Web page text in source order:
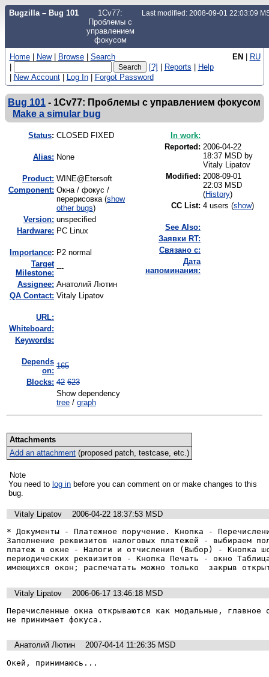
Bugzilla – Bug 101
1Cv77:
Проблемы с
управлением
фокусом
Last modified: 2008-09-01 22:03:09
EN | RU
Home | New | Browse | Search
|
[?] | Reports | Help
| New Account | Log In | Forgot Password
Bug 101 - 1Cv77: Проблемы с управлением фокусом
Make a simular bug
Status: CLOSED FIXED
Alias: None
Product: WINE@Etersoft
Component: Окна / фокус /
перерисовка (show
other bugs)
Version: unspecified
Hardware: PC Linux
mportance: P2 normal
Target
Milestone:
---
Assignee: Анатолий Лютин
QA Contact: Vitaly Lipatov
URL:
Whiteboard:
Keywords:
Depends
on:
165
Blocks: 42 623
Show dependency
tree / graph
In work:
Reported: 2006-04-22
18:37 MSD by
Vitaly Lipatov
Modified: 2008-09-01
22:03 MSD
(History)
CC List: 4 users (show)
See Also:
Заявки RT:
Связано с:
Дата
напоминания:
Attachments
Add an attachment(proposed patch, testcase, etc.)
Note
You need to log in
bug.
Vitaly Lipatov
2006-04-22 18:37:53 MSD
* Документы - Платежное поручение. Кнопка -
Заполнение реквизитов налоговых платежей - выбираем
платеж в окне - Налоги и отчисления (Выбор) - Кнопка
периодических реквизитов - Кнопка Печать - окно
имеющихся окон; распечатать можно только  закрыв
Vitaly Lipatov
2006-06-17 13:46:18 MSD
Перечисленные окна открываются как модальные,
не принимает фокуса.
Анатолий Лютин
2007-04-14 11:26:35 MSD
Окей, принимаюсь...